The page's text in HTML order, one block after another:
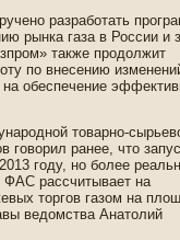
разработать
рынка газа в России и
также продолжит
по внесению
обеспечение
товарно-
ранее, что
году, но более
рассчитывает на
торгов газом на
ве­домства Анатолий